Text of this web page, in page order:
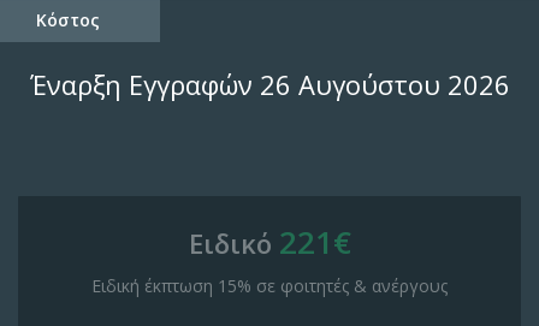
Κόστος
Έναρξη Εγγραφών 26 Αυγούστου 2026
Ειδικό 221€
Ειδική έκπτωση 15% σε φοιτητές & ανέργους